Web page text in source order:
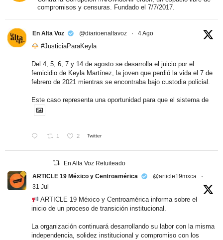
compromisos y censuras. Fundado el 7/7/2017.
En Alta Voz @diarioenaltavoz · 4 Ago
#JusticiaParaKeyla
Del 4, 5, 6, 7 y 14 de agosto se desarrolla el juicio por el
femicidio de Keyla Martínez, la joven que perdió la vida el 7 de
febrero de 2021 mientras se encontraba bajo custodia policial.
Este caso representa una oportunidad para que el sistema de
1 2 Twitter
En Alta Voz Retuiteado
ARTICLE 19 México y Centroamérica
@article19mxca
·
31 Jul
ARTICLE 19 México y Centroamérica informa sobre el
inicio de un proceso de transición institucional.
La organización continuará desarrollando su labor con la misma
independencia, solidez institucional y compromiso con los